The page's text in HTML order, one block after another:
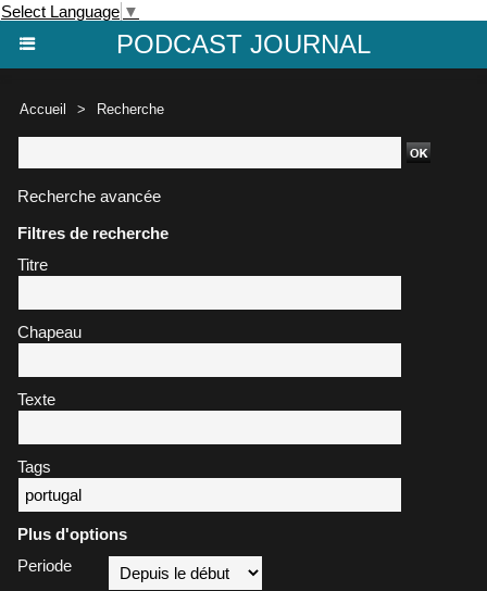
Select Language ▼
PODCAST JOURNAL
Accueil > Recherche
Recherche avancée
Filtres de recherche
Titre
Chapeau
Texte
Tags
Plus d'options
Periode